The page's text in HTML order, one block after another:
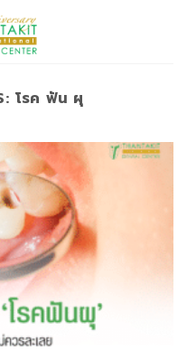
โรค ฟัน ผุ